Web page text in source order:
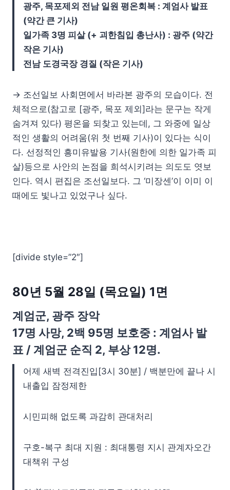
광주, 목포제외 전남 일원 평온회복 : 계엄사 발표
(약간 큰 기사)
일가족 3명 피살 (+ 괴한침입 총난사) : 광주 (약간
작은 기사)
전남 도경국장 경질 (작은 기사)
→ 조선일보 사회면에서 바라본 광주의 모습이다. 전
체적으로(참고로 [광주, 목포 제외]라는 문구는 작게
숨겨져 있다) 평온을 되찾고 있는데, 그 와중에 일상
적인 생활의 어려움(위 첫 번째 기사)이 있다는 식이
다. 선정적인 흥미유발용 기사(원한에 의한 일가족 피
살)등으로 사안의 논점을 희석시키려는 의도도 엿보
인다. 역시 편집은 조선일보다. 그 ‘미장센’이 이미 이
때에도 빛나고 있었구나 싶다.
[divide style=”2″]
80년 5월 28일 (목요일) 1면
계엄군, 광주 장악
17명 사망, 2백 95명 보호중 : 계엄사 발
표 / 계엄군 순직 2, 부상 12명.
어제 새벽 전격진입[3시 30분] / 백분만에 끝나 시
내출입 잠정제한
시민피해 없도록 과감히 관대처리
구호-복구 최대 지원 : 최대통령 지시 관계자오간
대책위 구성